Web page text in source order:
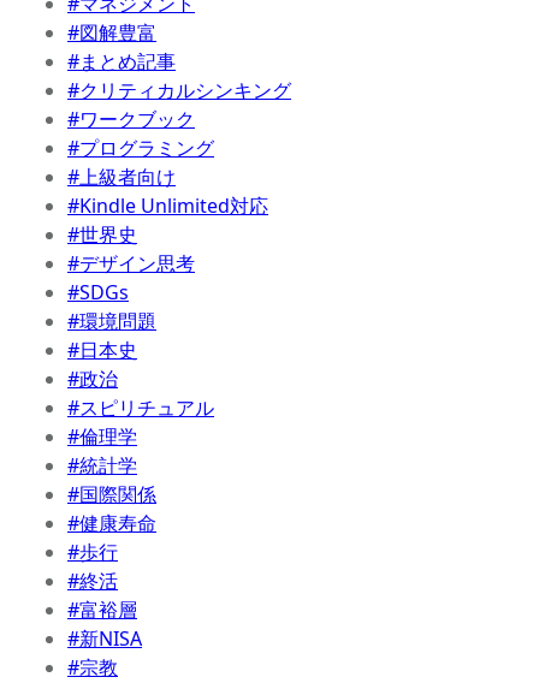
#図解豊富
#まとめ記事
#クリティカルシンキング
#ワークブック
#プログラミング
#上級者向け
#Kindle Unlimited対応
#世界史
#デザイン思考
#SDGs
#環境問題
#日本史
#政治
#スピリチュアル
#倫理学
#統計学
#国際関係
#健康寿命
#歩行
#終活
#富裕層
#新NISA
#宗教